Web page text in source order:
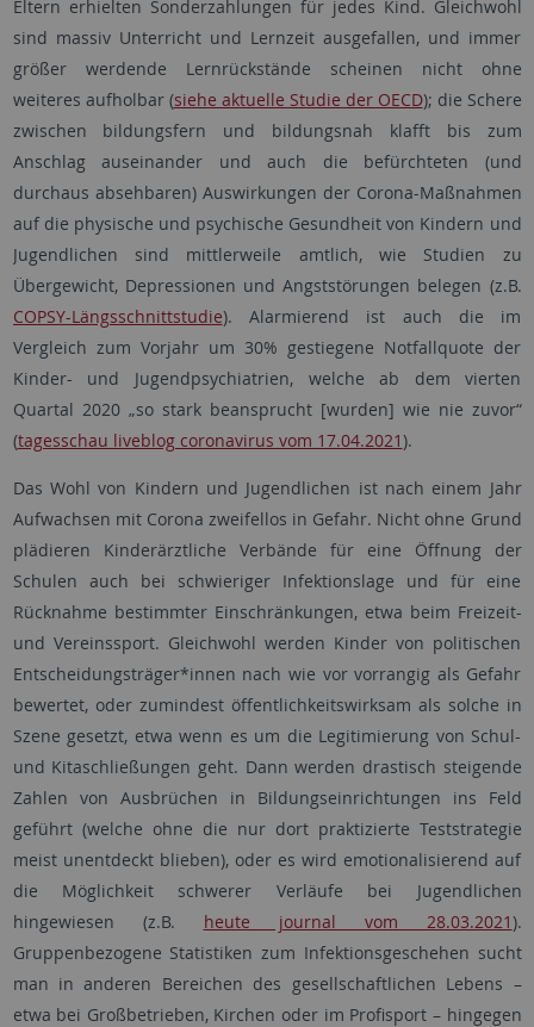
Eltern erhielten Sonderzahlungen für jedes Kind. Gleichwohl
sind massiv Unterricht und Lernzeit ausgefallen, und immer
größer werdende Lernrückstände scheinen nicht ohne
weiteres aufholbar (siehe aktuelle Studie der OECD); die Schere
zwischen bildungsfern und bildungsnah klafft bis zum
Anschlag auseinander und auch die befürchteten (und
durchaus absehbaren) Auswirkungen der Corona-Maßnahmen
auf die physische und psychische Gesundheit von Kindern und
Jugendlichen sind mittlerweile amtlich, wie Studien zu
Übergewicht, Depressionen und Angststörungen belegen (z.B.
COPSY-Längsschnittstudie). Alarmierend ist auch die im
Vergleich zum Vorjahr um 30% gestiegene Notfallquote der
Kinder- und Jugendpsychiatrien, welche ab dem vierten
Quartal 2020 „so stark beansprucht [wurden] wie nie zuvor“
(tagesschau liveblog coronavirus vom 17.04.2021).
Das Wohl von Kindern und Jugendlichen ist nach einem Jahr
Aufwachsen mit Corona zweifellos in Gefahr. Nicht ohne Grund
plädieren Kinderärztliche Verbände für eine Öffnung der
Schulen auch bei schwieriger Infektionslage und für eine
Rücknahme bestimmter Einschränkungen, etwa beim Freizeit-
und Vereinssport. Gleichwohl werden Kinder von politischen
Entscheidungsträger*innen nach wie vor vorrangig als Gefahr
bewertet, oder zumindest öffentlichkeitswirksam als solche in
Szene gesetzt, etwa wenn es um die Legitimierung von Schul-
und Kitaschließungen geht. Dann werden drastisch steigende
Zahlen von Ausbrüchen in Bildungseinrichtungen ins Feld
geführt (welche ohne die nur dort praktizierte Teststrategie
meist unentdeckt blieben), oder es wird emotionalisierend auf
die Möglichkeit schwerer Verläufe bei Jugendlichen
hingewiesen (z.B. heute journal vom 28.03.2021).
Gruppenbezogene Statistiken zum Infektionsgeschehen sucht
man in anderen Bereichen des gesellschaftlichen Lebens –
etwa bei Großbetrieben, Kirchen oder im Profisport – hingegen